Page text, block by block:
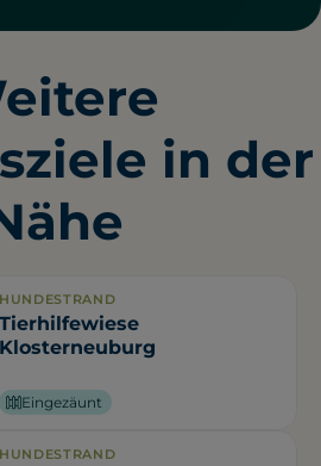
in der
HUNDESTRAND
Tierhilfewiese
Klosterneuburg
Eingezäunt
HUNDESTRAND